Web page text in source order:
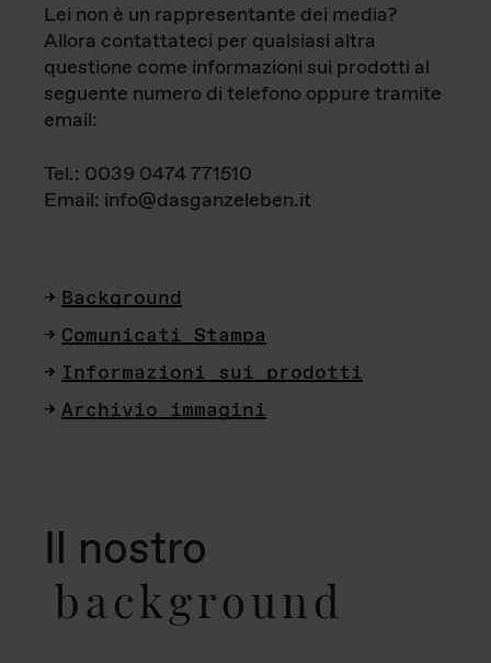
Lei non è un rappresentante dei media?
Allora contattateci per qualsiasi altra
questione come informazioni sui prodotti al
seguente numero di telefono oppure tramite
email:
Tel.: 0039 0474 771510
Email: info@dasganzeleben.it
Background
Comunicati Stampa
Informazioni sui prodotti
Archivio immagini
Il nostro
background